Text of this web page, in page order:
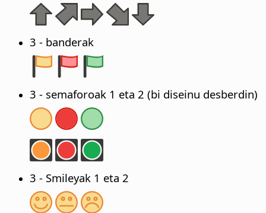
3 - banderak
3 - semaforoak 1 eta 2 (bi diseinu desberdin)
3 - Smileyak 1 eta 2